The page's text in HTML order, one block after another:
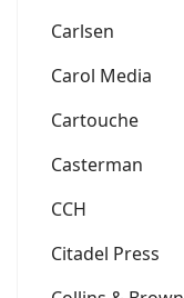
Carlsen
Carol Media
Cartouche
Casterman
CCH
Citadel Press